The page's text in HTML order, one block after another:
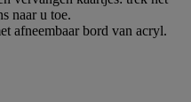
naar u toe.
afneembaar bord van acryl.